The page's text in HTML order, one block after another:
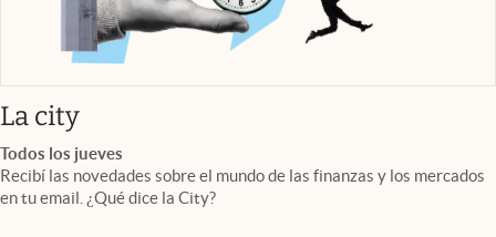
La cityabre en nueva pestaña
Todos los jueves
Recibí las novedades sobre el mundo de las finanzas y los mercados
en tu email. ¿Qué dice la City?